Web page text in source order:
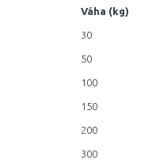
Váha (kg)
30
50
100
150
200
300